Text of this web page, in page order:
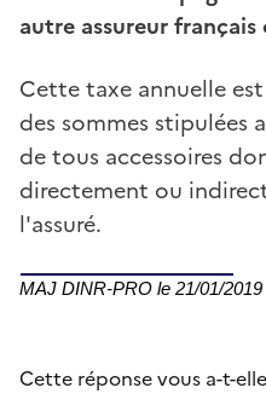
autre assureur
Cette taxe annuelle
des sommes stipulées
de tous accessoires
directement ou
l'assuré.
MAJ DINR-PRO le 21/01/2019
Cette réponse vous a-t-